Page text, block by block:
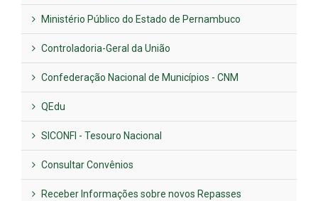
Ministério Público do Estado de Pernambuco
Controladoria-Geral da União
Confederação Nacional de Municípios - CNM
QEdu
SICONFI - Tesouro Nacional
Consultar Convênios
Receber Informações sobre novos Repasses